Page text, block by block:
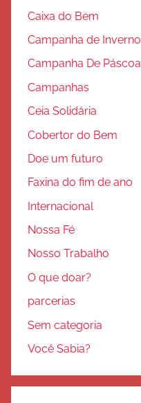
Caixa do Bem
Campanha de Inverno
Campanha De Páscoa
Campanhas
Ceia Solidária
Cobertor do Bem
Doe um futuro
Faxina do fim de ano
Internacional
Nossa Fé
Nosso Trabalho
O que doar?
parcerias
Sem categoria
Você Sabia?